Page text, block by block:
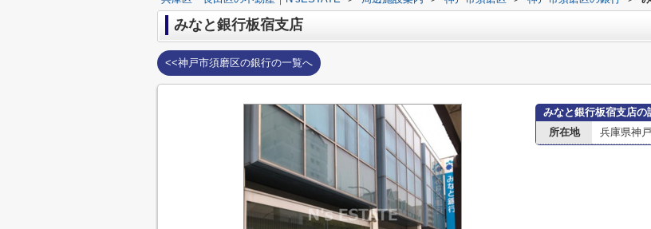
みなと銀行板宿支店
<<神戸市須磨区の銀行の一覧へ
みなと銀行板宿支店の
所在地
兵庫県神